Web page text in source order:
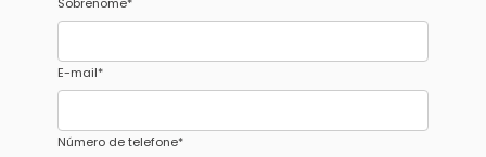
E-mail*
Número de telefone*